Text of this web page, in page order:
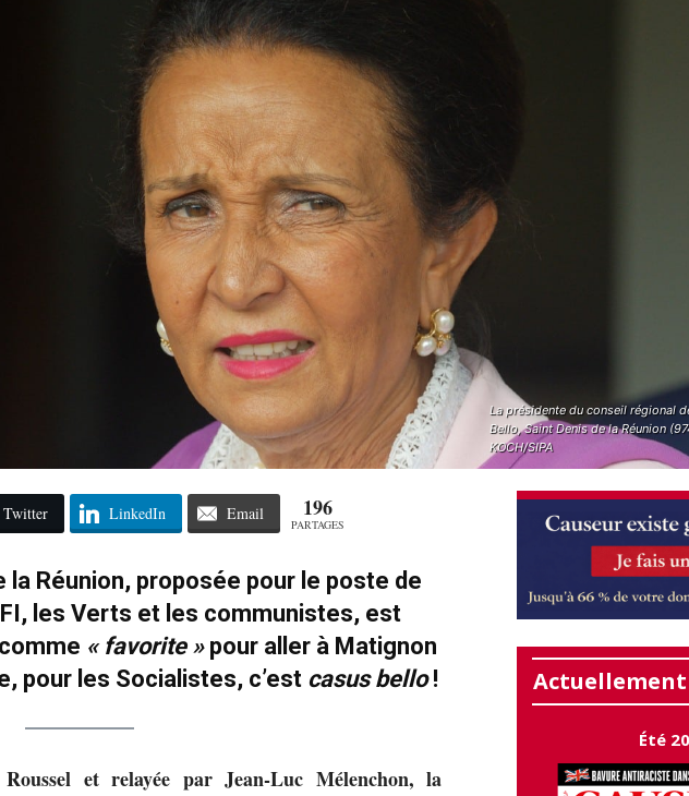
La présidente du conseil régional
Bello, Saint Denis de la Réunion
KOCH/SIPA
Twitter LinkedIn Email 196
PARTAGES
la Réunion, proposée pour le poste de
les Verts et les communistes, est
« favorite »pour aller à Matignon
pour les Socialistes, c’est casus bello!
et relayée par Jean-Luc Mélenchon, la
Été